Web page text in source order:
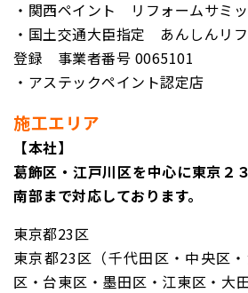
・関西ペイント リフォームサミ
・国土交通大臣指定 あんしんリ
登録 事業者番号 0065101
・アステックペイント認定店
施工エリア
【本社】
葛飾区・江戸川区を中心に東京２
南部まで対応しております。
東京都23区
東京都23区（千代田区・中央区
区・台東区・墨田区・江東区・大